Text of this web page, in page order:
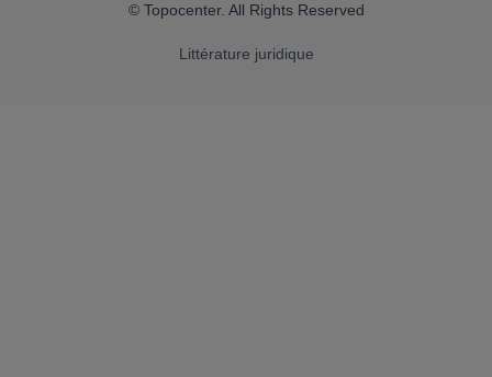
© Topocenter. All Rights Reserved
Littérature juridique